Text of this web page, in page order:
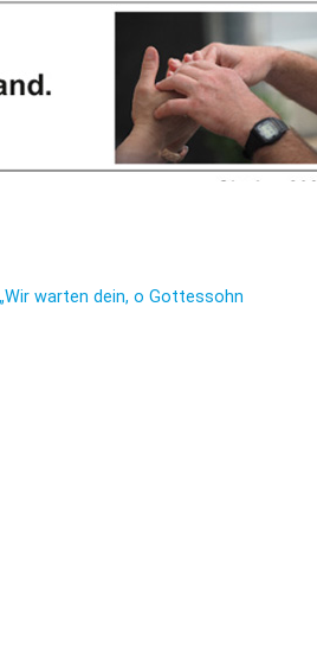
Dufthaus
Gärtnerei
Feste und Veranstaltungen
warten dein, o Gottessohn